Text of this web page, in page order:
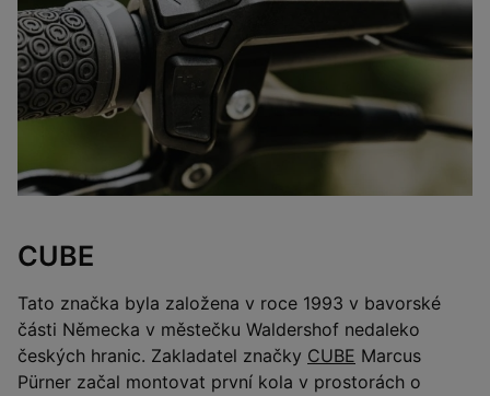
CUBE
Tato značka byla založena v roce 1993 v bavorské
části Německa v městečku Waldershof nedaleko
českých hranic. Zakladatel značky CUBE Marcus
Pürner začal montovat první kola v prostorách o